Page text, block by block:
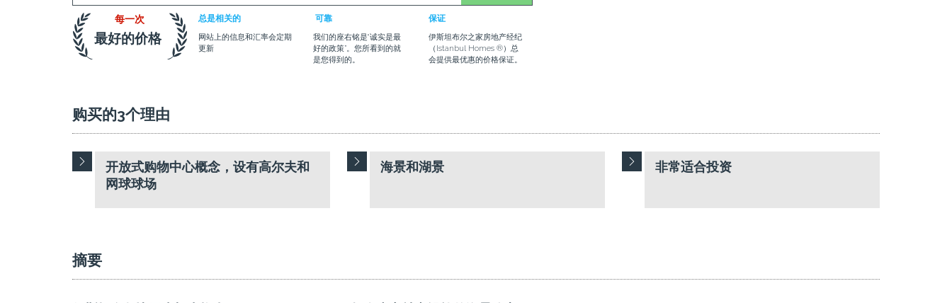
每一次
最好的价格
总是相关的
网站上的信息和汇率会定期
更新
可靠
我们的座右铭是“诚实是最
好的政策”。您所看到的就
是您得到的。
保证
伊斯坦布尔之家房地产经纪
（Istanbul Homes ®）总
会提供最优惠的价格保证。
购买的3个理由
开放式购物中心概念，设有高尔夫和
网球球场
海景和湖景 非常适合投资
摘要